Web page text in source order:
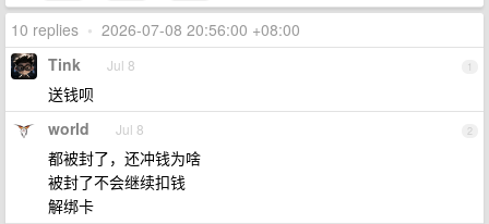
10 replies • 2026-07-08 20:56:00 +08:00
1
Tink Jul 8
送钱呗
2
world Jul 8
都被封了，还冲钱为啥
被封了不会继续扣钱
解绑卡